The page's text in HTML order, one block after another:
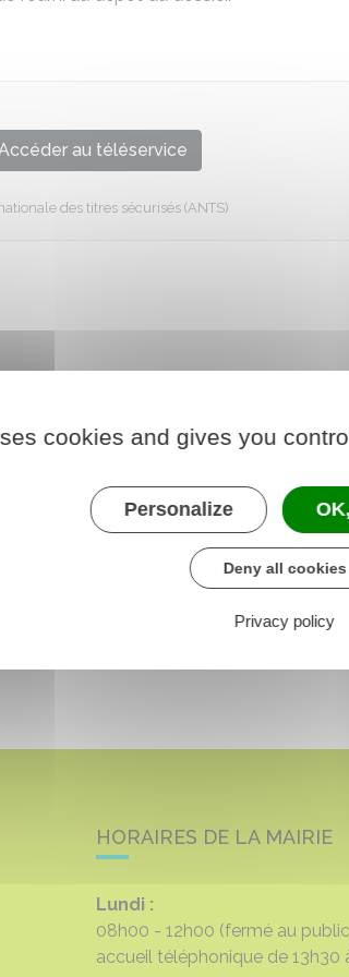
au téléservice
des titres sécurisés (ANTS)
HORAIRES DE LA MAIRIE
Lundi :
08h00 - 12h00 (fermé au
accueil téléphonique de 13h30
cookies and gives you
Personalize
Deny all cookies
Privacy policy